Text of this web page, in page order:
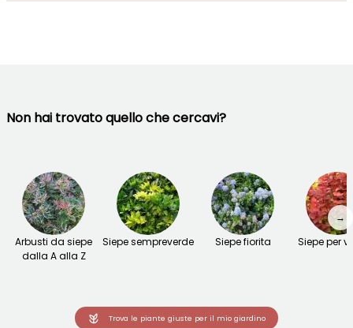
Non hai trovato quello che cercavi?
Arbusti da siepe
dalla A alla Z
Siepe sempreverde Siepe fiorita Siepe per
→
Trova le piante giuste per il mio giardino